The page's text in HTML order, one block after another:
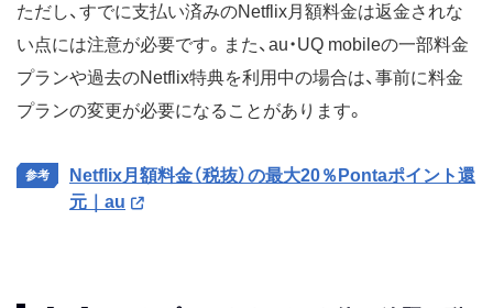
ただし、すでに支払い済みのNetflix月額料金は返金されな
い点には注意が必要です。また、au・UQ mobileの一部料金
プランや過去のNetflix特典を利用中の場合は、事前に料金
プランの変更が必要になることがあります。
Netflix月額料金（税抜）の最大20％Pontaポイント還
元｜au